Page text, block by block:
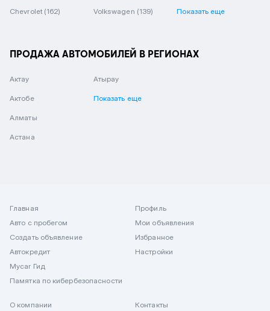
Chevrolet (162) Volkswagen (139) Показать еще
ПРОДАЖА АВТОМОБИЛЕЙ В РЕГИОНАХ
Актау
Актобе
Алматы
Астана
Атырау
Показать еще
Главная
Авто с пробегом
Создать объявление
Автокредит
Mycar Гид
Памятка по кибербезопасности
Профиль
Мои объявления
Избранное
Настройки
О компании
Контакты